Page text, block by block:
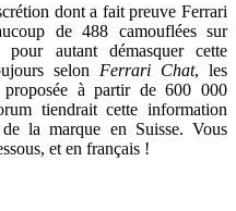
dont a fait preuve Ferrari
de 488 camouflées sur
autant démasquer cette
selon Ferrari Chat, les
proposée à partir de 600 000
tiendrait cette information
de la marque en Suisse. Vous
et en français !